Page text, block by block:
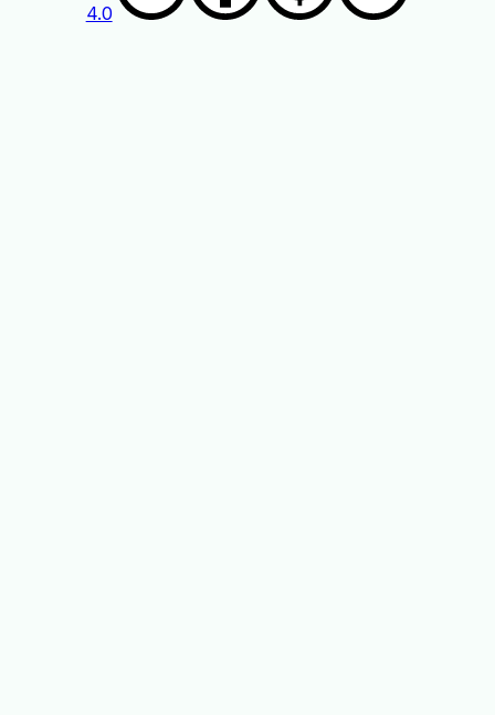
4.0